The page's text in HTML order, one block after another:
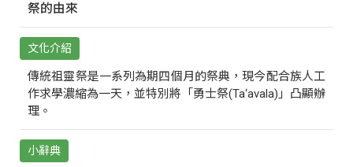
祭的由來
文化介紹
傳統祖靈祭是一系列為期四個月的祭典，現今配合族人工
作求學濃縮為一天，並特別將「勇士祭(Ta‘avala)」凸顯辦
理。
小辭典